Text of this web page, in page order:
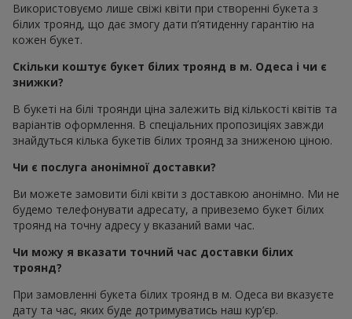
Використовуємо лише свіжі квіти при створенні букета з
білих троянд, що дає змогу дати п’ятиденну гарантію на
кожен букет.
Скільки коштує букет білих троянд в м. Одеса і чи є
знижки?
В букеті на білі троянди ціна залежить від кількості квітів та
варіантів оформлення. В спеціальних пропозиціях завжди
знайдуться кілька букетів білих троянд за зниженою ціною.
Чи є послуга анонімної доставки?
Ви можете замовити білі квіти з доставкою анонімно. Ми не
будемо телефонувати адресату, а привеземо букет білих
троянд на точну адресу у вказаний вами час.
Чи можу я вказати точний час доставки білих
троянд?
При замовленні букета білих троянд в м. Одеса ви вказуєте
дату та час, яких буде дотримуватись наш кур’єр.